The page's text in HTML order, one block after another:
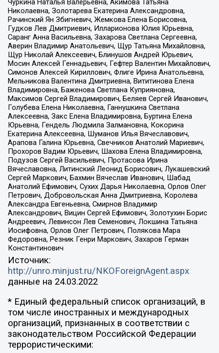
Николаевна, Золотарева Екатерина Александровна,
Рачинский Ян Збигневич, Жемкова Елена Борисовна,
Гудков Лев Дмитриевич, Илларионова Юлия Юрьевна,
Саранг Анна Васильевна, Захарова Светлана Сергеевна,
Аверин Владимир Анатольевич, Щур Татьяна Михайловна,
Щур Николай Алексеевич, Блинушов Андрей Юрьевич,
Мосин Алексей Геннадьевич, Гефтер Валентин Михайлович,
Симонов Алексей Кириллович, Флиге Ирина Анатольевна,
Мельникова Валентина Дмитриевна, Вититинова Елена
Владимировна, Баженова Светлана Куприяновна,
Максимов Сергей Владимирович, Беляев Сергей Иванович,
Голубева Елена Николаевна, Ганнушкина Светлана
Алексеевна, Закс Елена Владимировна, Буртина Елена
Юрьевна, Гендель Людмила Залмановна, Кокорина
Екатерина Алексеевна, Шуманов Илья Вячеславович,
Арапова Галина Юрьевна, Свечников Анатолий Мариевич,
Прохоров Вадим Юрьевич, Шахова Елена Владимировна,
Подузов Сергей Васильевич, Протасова Ирина
Вячеславовна, Литинский Леонид Борисович, Лукашевский
Сергей Маркович, Бахмин Вячеслав Иванович, Шабад
Анатолий Ефимович, Сухих Дарья Николаевна, Орлов Олег
Петрович, Добровольская Анна Дмитриевна, Королева
Александра Евгеньевна, Смирнов Владимир
Александрович, Вицин Сергей Ефимович, Золотухин Борис
Андреевич, Левинсон Лев Семенович, Локшина Татьяна
Иосифовна, Орлов Олег Петрович, Полякова Мара
Федоровна, Резник Генри Маркович, Захаров Герман
Константинович
Источник:
http://unro.minjust.ru/NKOForeignAgent.aspx
данные на 24.03.2022
* Единый федеральный список организаций, в
том числе иностранных и международных
организаций, признанных в соответствии с
законодательством Российской Федерации
террористическими: